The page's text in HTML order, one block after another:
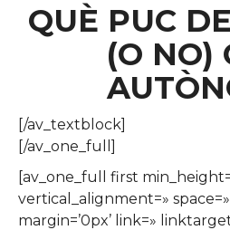
QUÈ PUC
(O NO)
[/av_textblock]
[/av_one_full]
[av_one_full first
vertical_alignment=»
margin=’0px’ link=»